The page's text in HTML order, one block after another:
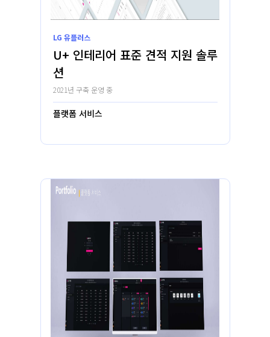
LG 유플러스
U+ 인테리어 표준 견적 지원 솔루
션
2021년 구축 운영 중
플랫폼 서비스